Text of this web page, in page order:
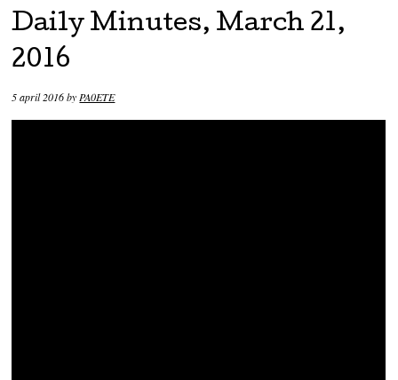
Skip to content
Daily Minutes, March 21,
2016
5 april 2016byPA0ETE